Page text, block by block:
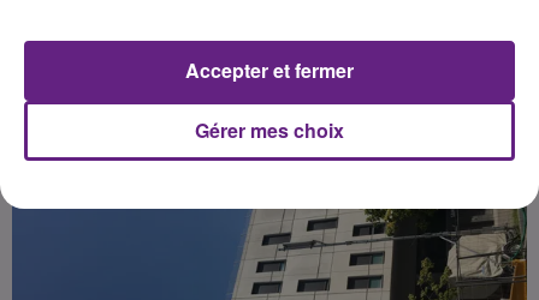
Publié : 6 juillet 2019 à 9h00 par la rédaction
Gérer mes choix
Accepter et fermer